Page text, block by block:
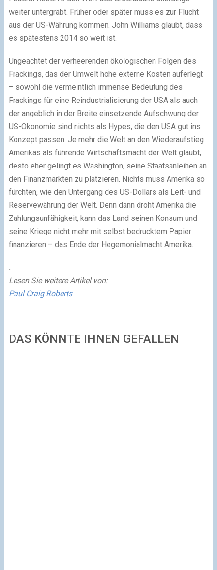
weiter untergräbt. Früher oder später muss es zur Flucht
aus der US-Währung kommen. John Williams glaubt, dass
es spätestens 2014 so weit ist.
Ungeachtet der verheerenden ökologischen Folgen des
Frackings, das der Umwelt hohe externe Kosten auferlegt
– sowohl die vermeintlich immense Bedeutung des
Frackings für eine Reindustrialisierung der USA als auch
der angeblich in der Breite einsetzende Aufschwung der
US-Ökonomie sind nichts als Hypes, die den USA gut ins
Konzept passen. Je mehr die Welt an den Wiederaufstieg
Amerikas als führende Wirtschaftsmacht der Welt glaubt,
desto eher gelingt es Washington, seine Staatsanleihen an
den Finanzmärkten zu platzieren. Nichts muss Amerika so
fürchten, wie den Untergang des US-Dollars als Leit- und
Reservewährung der Welt. Denn dann droht Amerika die
Zahlungsunfähigkeit, kann das Land seinen Konsum und
seine Kriege nicht mehr mit selbst bedrucktem Papier
finanzieren – das Ende der Hegemonialmacht Amerika.
.
Lesen Sie weitere Artikel von:
Paul Craig Roberts
DAS KÖNNTE IHNEN GEFALLEN